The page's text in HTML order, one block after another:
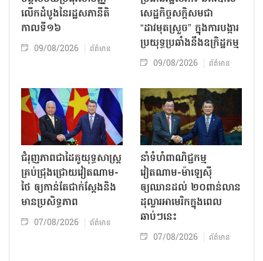
លើកដំបូងនៃរដ្ឋសភានីតិ
កាលទី១៦
09/08/2026 ព័ត៌មាន
សេដ្ឋកិច្ចសក្តិសមជា
“ដាវមុតស្រួច” ក្នុងការបង្ការ
ប្រយុទ្ធប្រឆាំងនឹងឧក្រិដ្ឋកម្ម
09/08/2026 ព័ត៌មាន
ជំរុញភាពជាដៃគូយុទ្ធសាស្ត្រ
គ្រប់ជ្រុងជ្រោយវៀតណាម-
ថៃ ឲ្យកាន់តែជាក់ស្ដែងនិង
មានប្រសិទ្ធភាព
07/08/2026 ព័ត៌មាន
នាំទំហំពាណិជ្ជកម្ម
វៀតណាម-ម៉ាឡេស៊ី
ឲ្យឈានដល់ ២០ពាន់លាន
ដុល្លារអាមេរិកក្នុងពេល
ឆាប់ៗនេះ
07/08/2026 ព័ត៌មាន